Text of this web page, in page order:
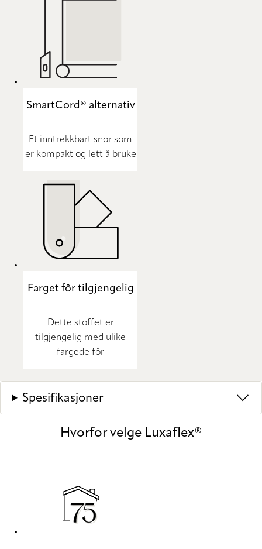
SmartCord® alternativ
Et inntrekkbart snor som
er kompakt og lett å bruke
Farget fôr tilgjengelig
Dette stoffet er
tilgjengelig med ulike
fargede fôr
Spesifikasjoner
Hvorfor velge Luxaflex®